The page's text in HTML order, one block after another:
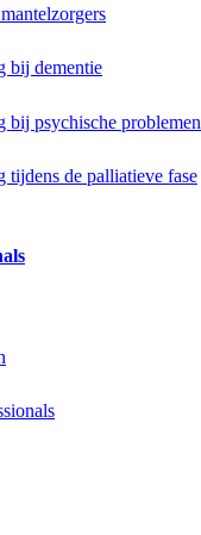
bij dementie
bij psychische problemen
tijdens de palliatieve fase